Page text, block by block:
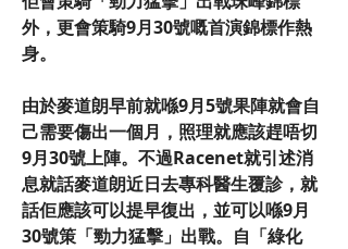
外，更會策騎9月30號嘅首演錦標作熱
身。
由於麥道朗早前就喺9月5號果陣就會自
己需要傷出一個月，照理就應該趕唔切
9月30號上陣。不過Racenet就引述消
息就話麥道朗近日去專科醫生覆診，就
話佢應該可以提早復出，並可以喺9月
30號策「勁力猛擊」出戰。自「綠化